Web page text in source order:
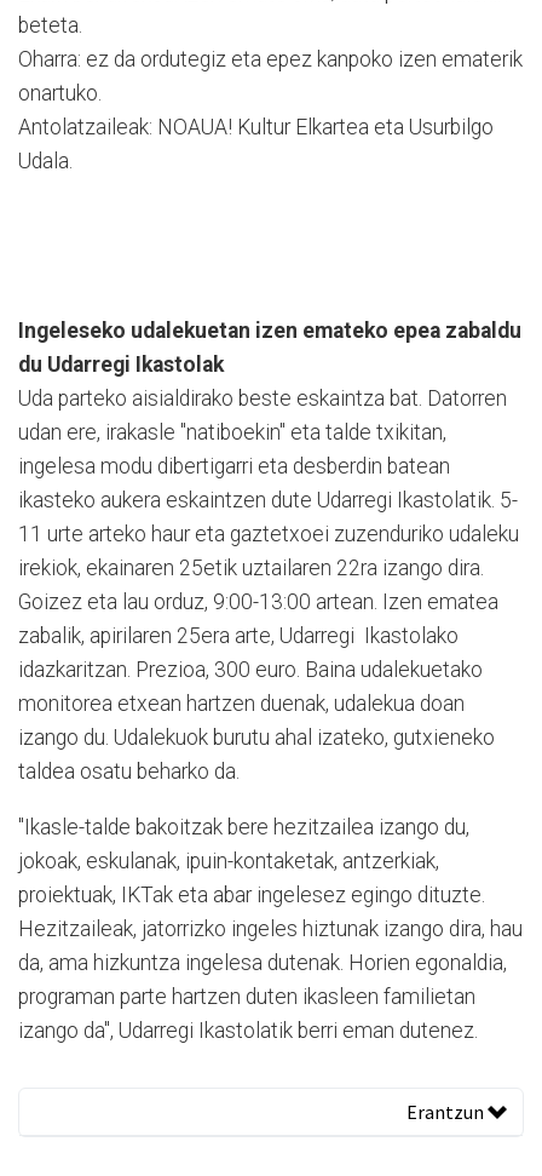
beteta.
Oharra: ez da ordutegiz eta epez kanpoko izen ematerik
onartuko.
Antolatzaileak: NOAUA! Kultur Elkartea eta Usurbilgo
Udala.
Ingeleseko udalekuetan izen emateko epea zabaldu
du Udarregi Ikastolak
Uda parteko aisialdirako beste eskaintza bat. Datorren
udan ere, irakasle "natiboekin" eta talde txikitan,
ingelesa modu dibertigarri eta desberdin batean
ikasteko aukera eskaintzen dute Udarregi Ikastolatik. 5-
11 urte arteko haur eta gaztetxoei zuzenduriko udaleku
irekiok, ekainaren 25etik uztailaren 22ra izango dira.
Goizez eta lau orduz, 9:00-13:00 artean. Izen ematea
zabalik, apirilaren 25era arte, Udarregi Ikastolako
idazkaritzan. Prezioa, 300 euro. Baina udalekuetako
monitorea etxean hartzen duenak, udalekua doan
izango du. Udalekuok burutu ahal izateko, gutxieneko
taldea osatu beharko da.
"Ikasle-talde bakoitzak bere hezitzailea izango du,
jokoak, eskulanak, ipuin-kontaketak, antzerkiak,
proiektuak, IKTak eta abar ingelesez egingo dituzte.
Hezitzaileak, jatorrizko ingeles hiztunak izango dira, hau
da, ama hizkuntza ingelesa dutenak. Horien egonaldia,
programan parte hartzen duten ikasleen familietan
izango da", Udarregi Ikastolatik berri eman dutenez.
Erantzun